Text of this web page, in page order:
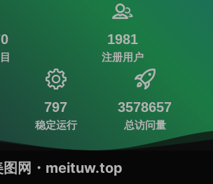
1981
注册用户
797
稳定运行
3578657
总访问量
图网・meituw.top